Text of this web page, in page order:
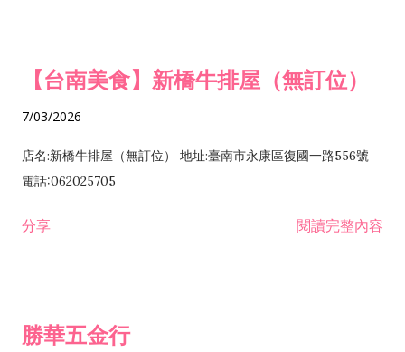
【台南美食】新橋牛排屋（無訂位）
7/03/2026
店名:新橋牛排屋（無訂位） 地址:臺南市永康區復國一路556號
電話:062025705
分享 閱讀完整內容
勝華五金行